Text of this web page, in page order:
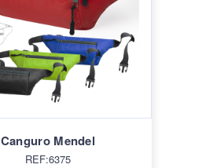
Canguro Mendel
REF:6375